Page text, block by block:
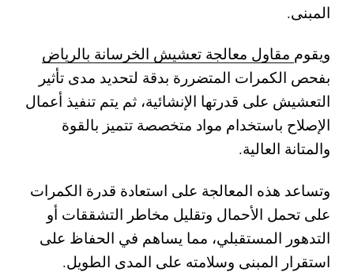
المبنى.
ويقوم مقاول معالجة تعشيش الخرسانة بالرياض
بفحص الكمرات المتضررة بدقة لتحديد مدى تأثير
التعشيش على قدرتها الإنشائية، ثم يتم تنفيذ أعمال
الإصلاح باستخدام مواد متخصصة تتميز بالقوة
والمتانة العالية.
وتساعد هذه المعالجة على استعادة قدرة الكمرات
على تحمل الأحمال وتقليل مخاطر التشققات أو
التدهور المستقبلي، مما يساهم في الحفاظ على
استقرار المبنى وسلامته على المدى الطويل.